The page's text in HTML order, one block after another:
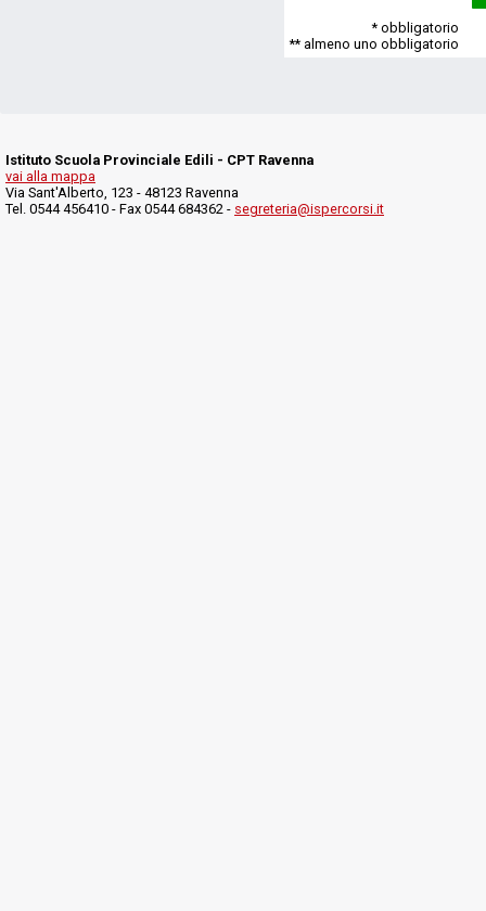
* obbligatorio
** almeno uno obbligatorio
Istituto Scuola Provinciale Edili - CPT Ravenna
vai alla mappa
Via Sant'Alberto, 123 - 48123 Ravenna
Tel. 0544 456410 - Fax 0544 684362 - segreteria@ispercorsi.it